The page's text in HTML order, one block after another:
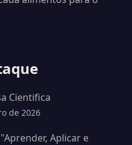
Cientifica
de 2026
Aplicar e